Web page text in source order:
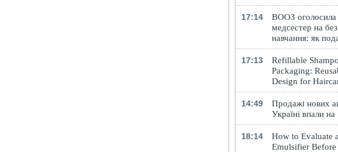
17:14
ВООЗ оголосила
медсестер на
навчання: як
17:13
Refillable
Packaging:
Design for
14:49
Продажі нових
Україні впали на
18:14
How to Evaluate
Emulsifier Before